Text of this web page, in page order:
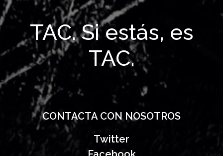
TAC. Si estás, es
TAC.
CONTACTA CON NOSOTROS
Twitter